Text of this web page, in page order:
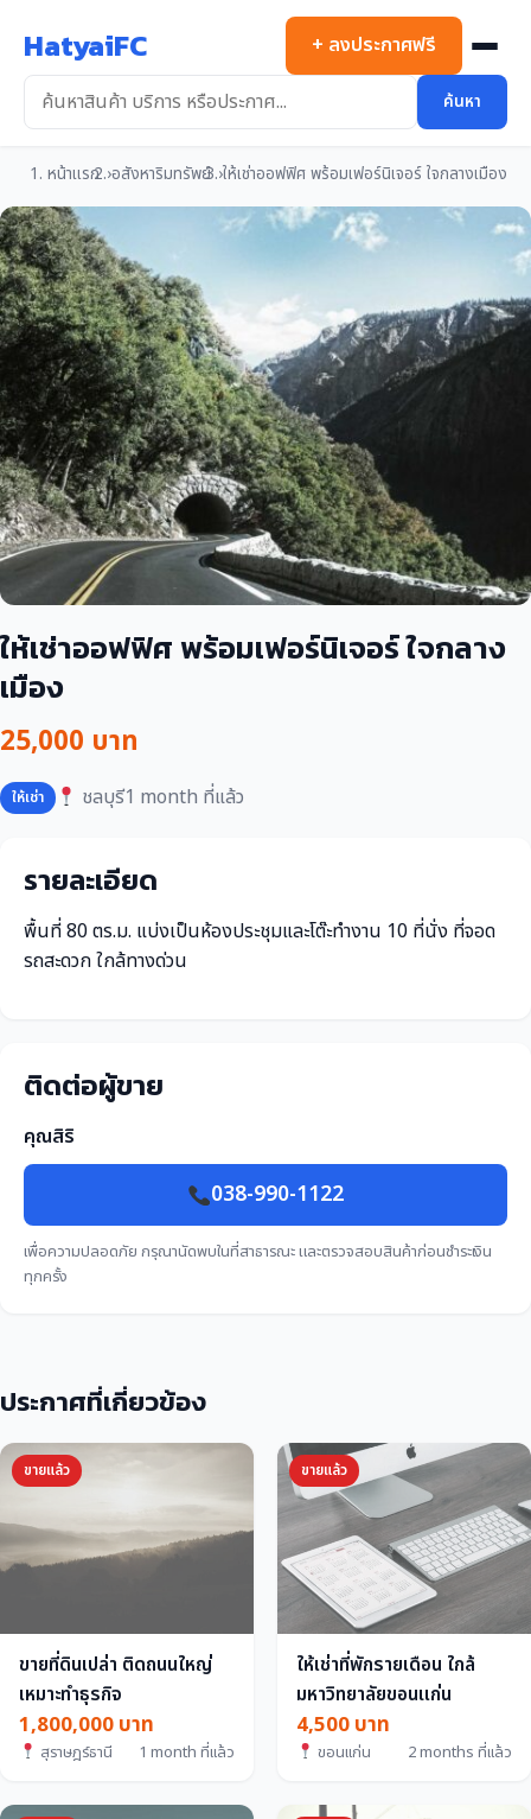
เนื้อหา
HatyaiFC
ค้นหา
+ ลงประกาศฟรี
หน้าแรก อสังหาริมทรัพย์ ให้เช่าออฟฟิศ พร้อมเฟอร์นิเจอร์ ใจกลางเมือง
ให้เช่าออฟฟิศ พร้อมเฟอร์นิเจอร์ ใจกลาง
เมือง
25,000 บาท
ให้เช่า ชลบุรี1 month ที่แล้ว
รายละเอียด
พื้นที่ 80 ตร.ม. แบ่งเป็นห้องประชุมและโต๊ะทำงาน 10 ที่นั่ง ที่จอด
รถสะดวก ใกล้ทางด่วน
ติดต่อผู้ขาย
คุณสิริ
038-990-1122
เพื่อความปลอดภัย กรุณานัดพบในที่สาธารณะ และตรวจสอบสินค้าก่อนชำระเงิน
ทุกครั้ง
ประกาศที่เกี่ยวข้อง
ขายแล้ว
ขายที่ดินเปล่า ติดถนนใหญ่
เหมาะทำธุรกิจ
1,800,000 บาท
สุราษฎร์ธานี 1 month ที่แล้ว
ขายแล้ว
ให้เช่าที่พักรายเดือน ใกล้
มหาวิทยาลัยขอนแก่น
4,500 บาท
ขอนแก่น 2 months ที่แล้ว